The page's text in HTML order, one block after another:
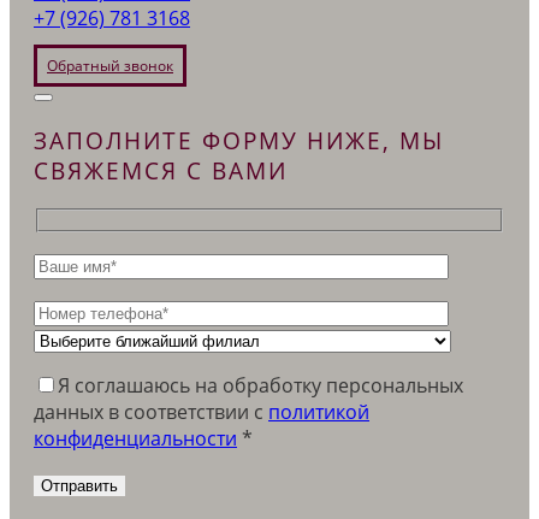
+7 (926) 781 3168
Обратный звонок
ЗАПОЛНИТЕ ФОРМУ НИЖЕ, МЫ
СВЯЖЕМСЯ С ВАМИ
Я соглашаюсь на обработку персональных
данных в соответствии c политикой
конфиденциальности *